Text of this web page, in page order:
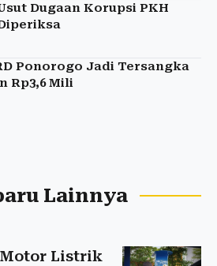
Dugaan Korupsi PKH
Diperiksa
Ponorogo Jadi Tersangka
Rp3,6 Mili
Lainnya
Listrik